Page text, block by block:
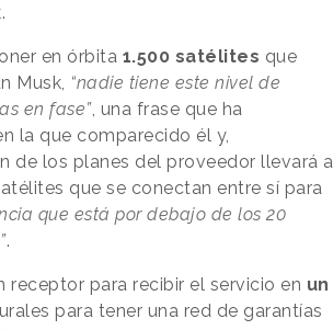
en órbita 1.500 satélites que
Musk, “nadie tiene este nivel de
en fase”, una frase que ha
la que comparecido él y,
de los planes del proveedor llevará a
que se conectan entre sí para
que está por debajo de los 20
.
receptor para recibir el servicio en un
para tener una red de garantías